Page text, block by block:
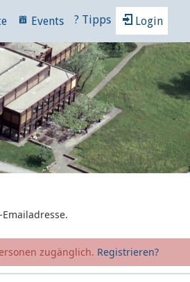
Events ? Tipps Login
zugänglich. Registrieren?